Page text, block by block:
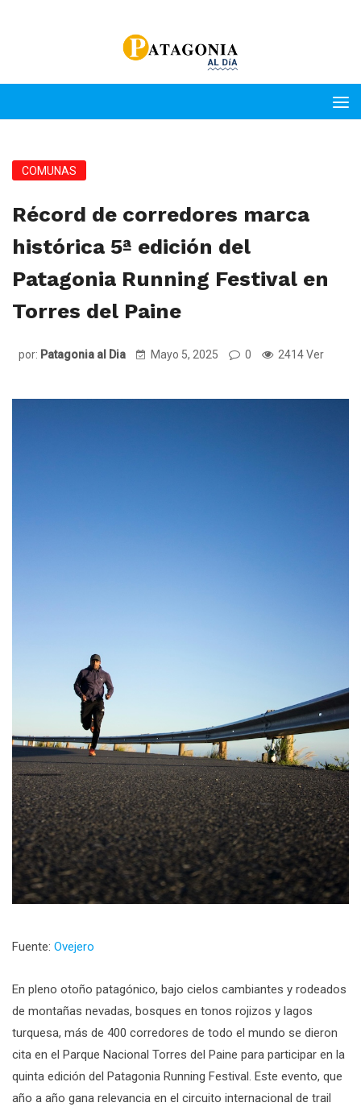
COMUNAS
Récord de corredores marca
histórica 5ª edición del
Patagonia Running Festival en
Torres del Paine
por: Patagonia al Dia Mayo 5, 2025 0 2414 Ver
Fuente: Ovejero
En pleno otoño patagónico, bajo cielos cambiantes y rodeados
de montañas nevadas, bosques en tonos rojizos y lagos
turquesa, más de 400 corredores de todo el mundo se dieron
cita en el Parque Nacional Torres del Paine para participar en la
quinta edición del Patagonia Running Festival. Este evento, que
año a año gana relevancia en el circuito internacional de trail